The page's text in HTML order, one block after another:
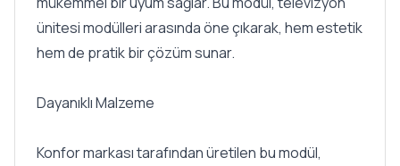
ünitesi modülleri arasında öne çıkarak, hem estetik
hem de pratik bir çözüm sunar.
Dayanıklı Malzeme
Konfor markası tarafından üretilen bu modül,